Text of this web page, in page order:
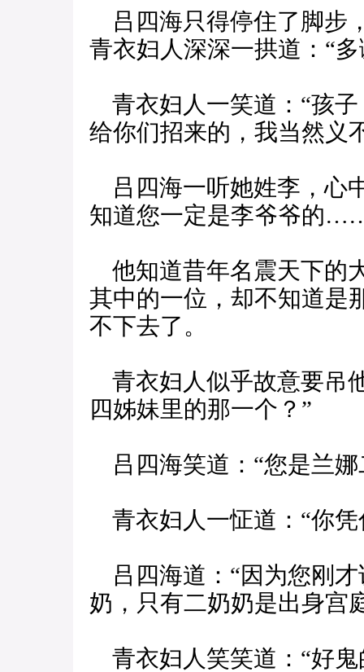
吕四海只得停住了脚步
青衣妇人深深一拱道：“
青衣妇人一笑道：“孩
给你们招来的，我当然义
吕四海一听她姓李，心
知道您一定是李爷爷的
他知道昔年名震天下的
其中的一位，却不知道是
不下去了。
青衣妇人似乎故意要吊
四姊妹里的那一个？”
吕四海笑道：“您是兰娜
青衣妇人一怔道：“你凭
吕四海道：“因为您刚
奶，只有二奶奶是出身宫
青衣妇人笑笑道：“好